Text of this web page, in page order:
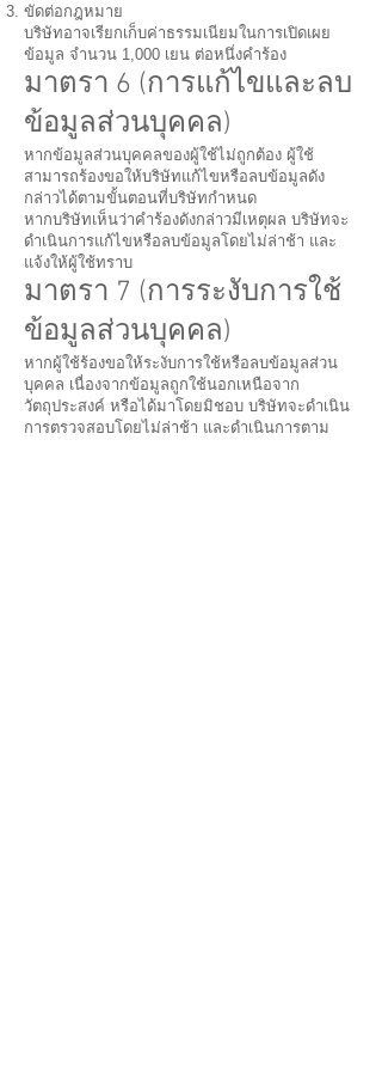
ขัดต่อกฎหมาย
บริษัทอาจเรียกเก็บค่าธรรมเนียมในการเปิดเผย
ข้อมูล จำนวน 1,000 เยน ต่อหนึ่งคำร้อง
มาตรา 6 (การแก้ไขและลบ
ข้อมูลส่วนบุคคล)
หากข้อมูลส่วนบุคคลของผู้ใช้ไม่ถูกต้อง ผู้ใช้
สามารถร้องขอให้บริษัทแก้ไขหรือลบข้อมูลดัง
กล่าวได้ตามขั้นตอนที่บริษัทกำหนด
หากบริษัทเห็นว่าคำร้องดังกล่าวมีเหตุผล บริษัทจะ
ดำเนินการแก้ไขหรือลบข้อมูลโดยไม่ล่าช้า และ
แจ้งให้ผู้ใช้ทราบ
มาตรา 7 (การระงับการใช้
ข้อมูลส่วนบุคคล)
หากผู้ใช้ร้องขอให้ระงับการใช้หรือลบข้อมูลส่วน
บุคคล เนื่องจากข้อมูลถูกใช้นอกเหนือจาก
วัตถุประสงค์ หรือได้มาโดยมิชอบ บริษัทจะดำเนิน
การตรวจสอบโดยไม่ล่าช้า และดำเนินการตาม